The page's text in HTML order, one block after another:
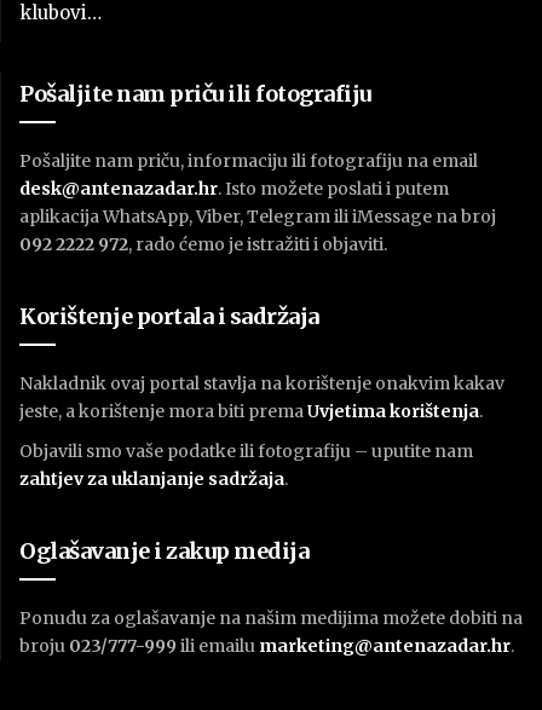
klubovi…
Pošaljite nam priču ili fotografiju
Pošaljite nam priču, informaciju ili fotografiju na email
desk@antenazadar.hr. Isto možete poslati i putem
aplikacija WhatsApp, Viber, Telegram ili iMessage na broj
092 2222 972, rado ćemo je istražiti i objaviti.
Korištenje portala i sadržaja
Nakladnik ovaj portal stavlja na korištenje onakvim kakav
jeste, a korištenje mora biti premaUvjetima korištenja.
Objavili smo vaše podatke ili fotografiju – uputite nam
zahtjev za uklanjanje sadržaja.
Oglašavanje i zakup medija
Ponudu za oglašavanje na našim medijima možete dobiti na
broju 023/777-999 ili emailu marketing@antenazadar.hr.